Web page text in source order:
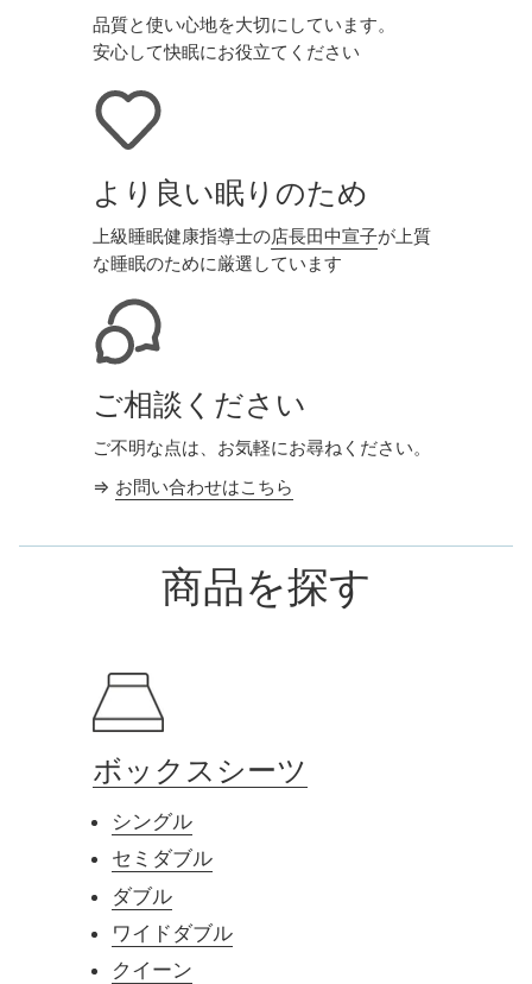
品質と使い心地を大切にしています。
安心して快眠にお役立てください
より良い眠りのため
上級睡眠健康指導士の店長田中宣子が上質
な睡眠のために厳選しています
ご相談ください
ご不明な点は、お気軽にお尋ねください。
⇒ お問い合わせはこちら
商品を探す
ボックスシーツ
シングル
セミダブル
ダブル
ワイドダブル
クイーン